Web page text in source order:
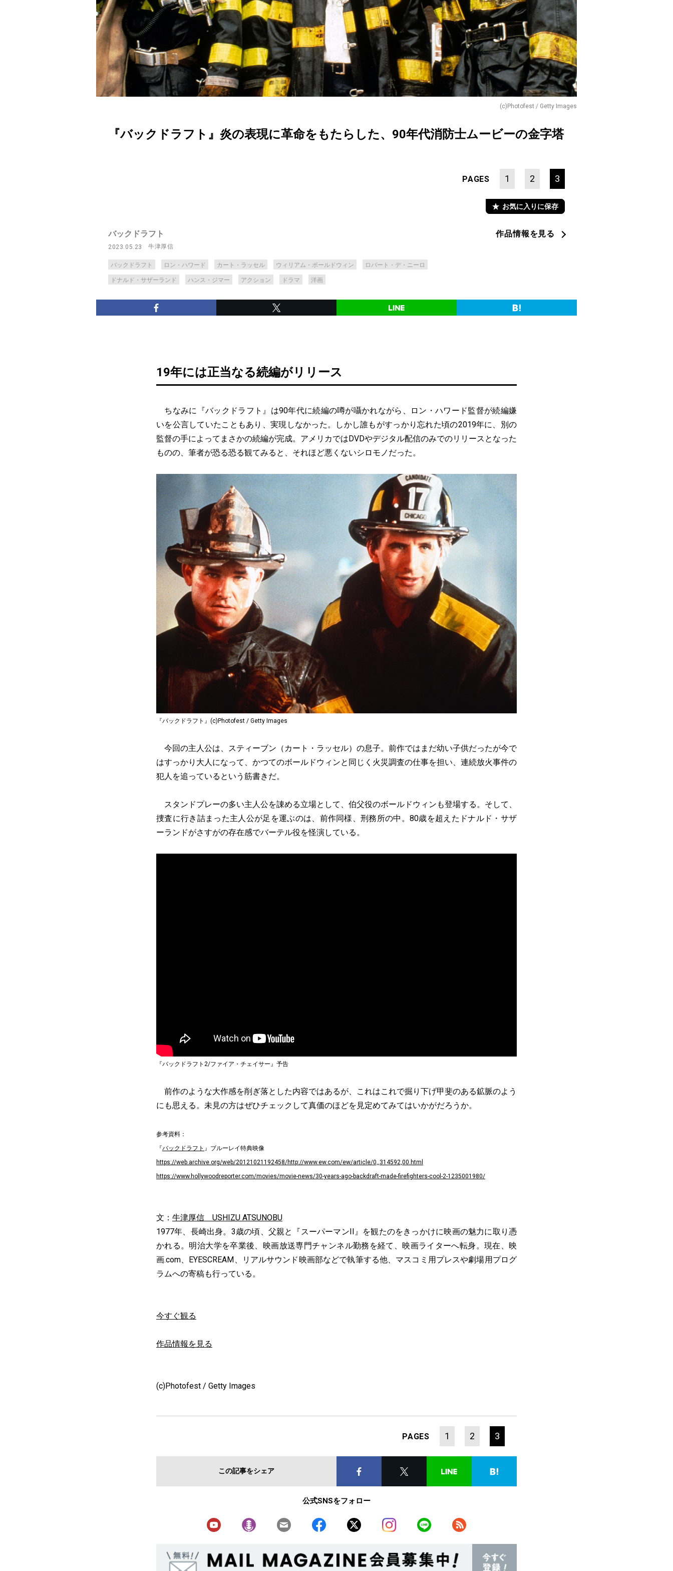
(c)Photofest / Getty Images
『バックドラフト』炎の表現に革命をもたらした、90年代消防士ムービーの金字塔
PAGES 1 2 3
お気に入りに保存
バックドラフト
2023.05.23 牛津厚信
バックドラフト ロン・ハワード カート・ラッセル ウィリアム・ボールドウィン ロバート・デ・ニーロ
ドナルド・サザーランド ハンス・ジマー アクション ドラマ 洋画
作品情報を見る
19年には正当なる続編がリリース
ちなみに『バックドラフト』は90年代に続編の噂が囁かれながら、ロン・ハワード監督が続編嫌
いを公言していたこともあり、実現しなかった。しかし誰もがすっかり忘れた頃の2019年に、別の
監督の手によってまさかの続編が完成。アメリカではDVDやデジタル配信のみでのリリースとなった
ものの、筆者が恐る恐る観てみると、それほど悪くないシロモノだった。
『バックドラフト』(c)Photofest / Getty Images
今回の主人公は、スティーブン（カート・ラッセル）の息子。前作ではまだ幼い子供だったが今で
はすっかり大人になって、かつてのボールドウィンと同じく火災調査の仕事を担い、連続放火事件の
犯人を追っているという筋書きだ。
スタンドプレーの多い主人公を諌める立場として、伯父役のボールドウィンも登場する。そして、
捜査に行き詰まった主人公が足を運ぶのは、前作同様、刑務所の中。80歳を超えたドナルド・サザ
ーランドがさすがの存在感でバーテル役を怪演している。
『バックドラフト2/ファイア・チェイサー』予告
前作のような大作感を削ぎ落とした内容ではあるが、これはこれで掘り下げ甲斐のある鉱脈のよう
にも思える。未見の方はぜひチェックして真価のほどを見定めてみてはいかがだろうか。
参考資料：
『バックドラフト 』ブルーレイ特典映像
https://web.archive.org/web/20121021192458/http://www.ew.com/ew/article/0,,314592,00.html
https://www.hollywoodreporter.com/movies/movie-news/30-years-ago-backdraft-made-firefighters-cool-2-1235001980/
文： 牛津厚信 USHIZU ATSUNOBU
1977年、長崎出身。3歳の頃、父親と『スーパーマンII』を観たのをきっかけに映画の魅力に取り憑
かれる。明治大学を卒業後、映画放送専門チャンネル勤務を経て、映画ライターへ転身。現在、映
画.com、EYESCREAM、リアルサウンド映画部などで執筆する他、マスコミ用プレスや劇場用プログ
ラムへの寄稿も行っている。
今すぐ観る
作品情報を見る
(c)Photofest / Getty Images
PAGES 1 2 3
この記事をシェア
公式SNSをフォロー